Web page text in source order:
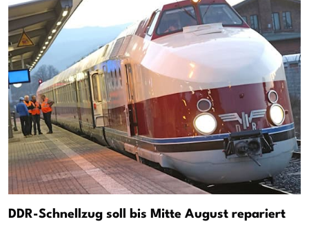
DDR-Schnellzug soll bis Mitte August repariert